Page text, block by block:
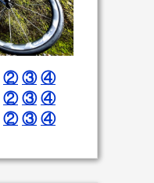
② ③ ④
② ③ ④
② ③ ④